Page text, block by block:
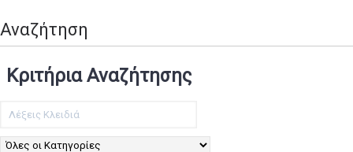
Αναζήτηση
Κριτήρια Αναζήτησης